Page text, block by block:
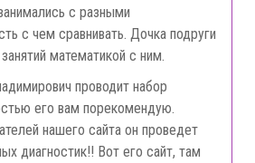
с разными
с чем сравнивать. Дочка подруги
математикой с ним.
проводит набор
его вам порекомендую.
нашего сайта он проведет
диагностик!! Вот его сайт, там